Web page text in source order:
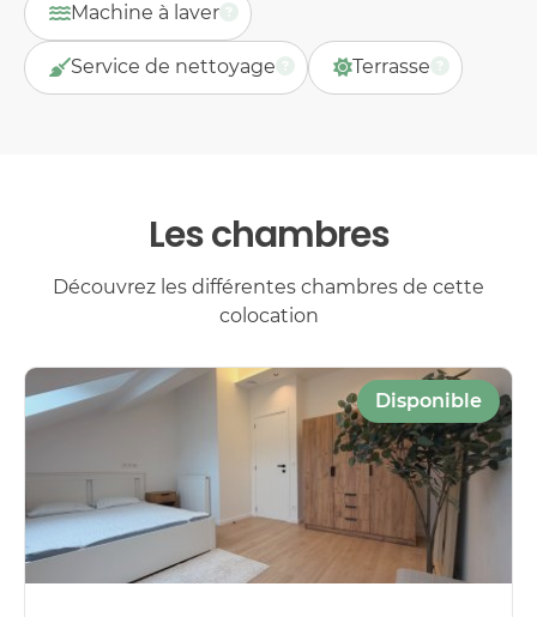
Machine à laver
Service de nettoyage Terrasse
Les chambres
Découvrez les différentes chambres de cette
colocation
Disponible